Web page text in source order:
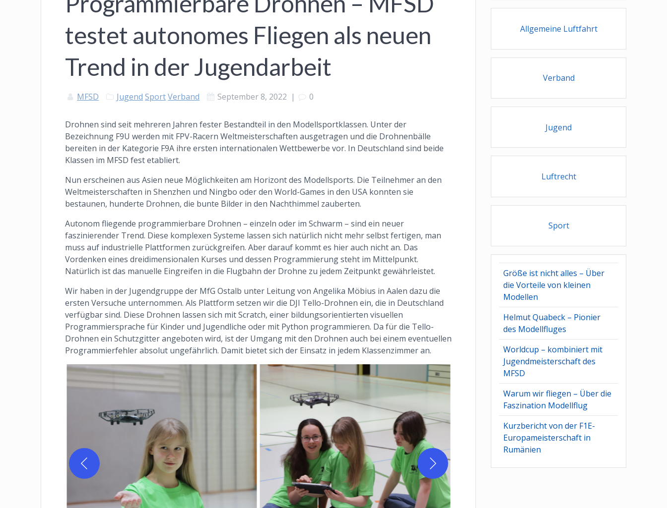
testet autonomes Fliegen als neuen
Trend in der Jugendarbeit
MFSD Jugend SportVerband September 8, 2022 | 0
Drohnen sind seit mehreren Jahren fester Bestandteil in den Modellsportklassen. Unter der
Bezeichnung F9U werden mit FPV-Racern Weltmeisterschaften ausgetragen und die Drohnenbälle
bereiten in der Kategorie F9A ihre ersten internationalen Wettbewerbe vor. In Deutschland sind beide
Klassen im MFSD fest etabliert.
Nun erscheinen aus Asien neue Möglichkeiten am Horizont des Modellsports. Die Teilnehmer an den
Weltmeisterschaften in Shenzhen und Ningbo oder den World-Games in den USA konnten sie
bestaunen, hunderte Drohnen, die bunte Bilder in den Nachthimmel zauberten.
Autonom fliegende programmierbare Drohnen – einzeln oder im Schwarm – sind ein neuer
faszinierender Trend. Diese komplexen Systeme lassen sich natürlich nicht mehr selbst fertigen, man
muss auf industrielle Plattformen zurückgreifen. Aber darauf kommt es hier auch nicht an. Das
Vordenken eines dreidimensionalen Kurses und dessen Programmierung steht im Mittelpunkt.
Natürlich ist das manuelle Eingreifen in die Flugbahn der Drohne zu jedem Zeitpunkt gewährleistet.
Wir haben in der Jugendgruppe der MfG Ostalb unter Leitung von Angelika Möbius in Aalen dazu die
ersten Versuche unternommen. Als Plattform setzen wir die DJI Tello-Drohnen ein, die in Deutschland
verfügbar sind. Diese Drohnen lassen sich mit Scratch, einer bildungsorientierten visuellen
Programmiersprache für Kinder und Jugendliche oder mit Python programmieren. Da für die Tello-
Drohnen ein Schutzgitter angeboten wird, ist der Umgang mit den Drohnen auch bei einem eventuellen
Programmierfehler absolut ungefährlich. Damit bietet sich der Einsatz in jedem Klassenzimmer an.
Allgemeine Luftfahrt
Verband
Jugend
Luftrecht
Sport
Größe ist nicht alles – Über
die Vorteile von kleinen
Modellen
Helmut Quabeck – Pionier
des Modellfluges
Worldcup – kombiniert mit
Jugendmeisterschaft des
MFSD
Warum wir fliegen – Über die
Faszination Modellflug
Kurzbericht von der F1E-
Europameisterschaft in
Rumänien